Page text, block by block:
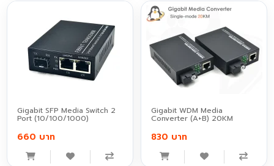
Gigabit SFP Media Switch 2
Port (10/100/1000)
660 บาท
Gigabit WDM Media
Converter (A+B) 20KM
830 บาท